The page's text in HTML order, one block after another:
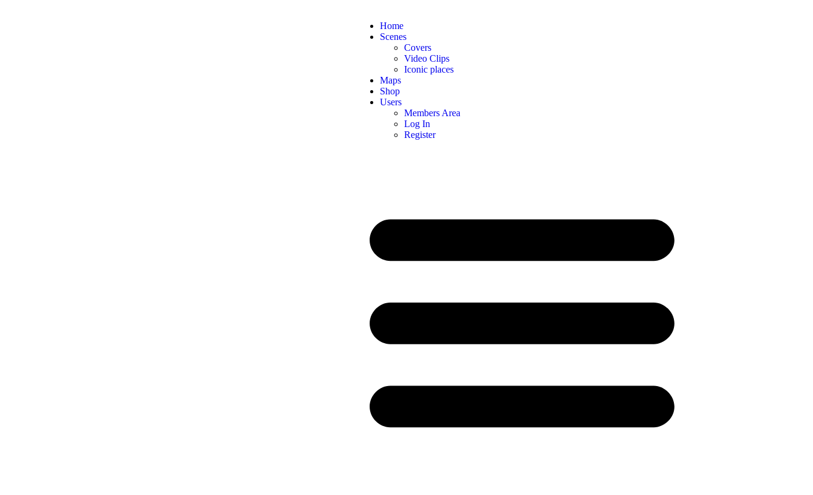
Home
Scenes
Covers
Video Clips
Iconic places
Maps
Shop
Users
Members Area
Log In
Register